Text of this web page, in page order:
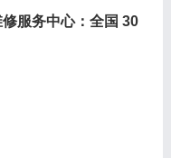
服务中心：全国 30